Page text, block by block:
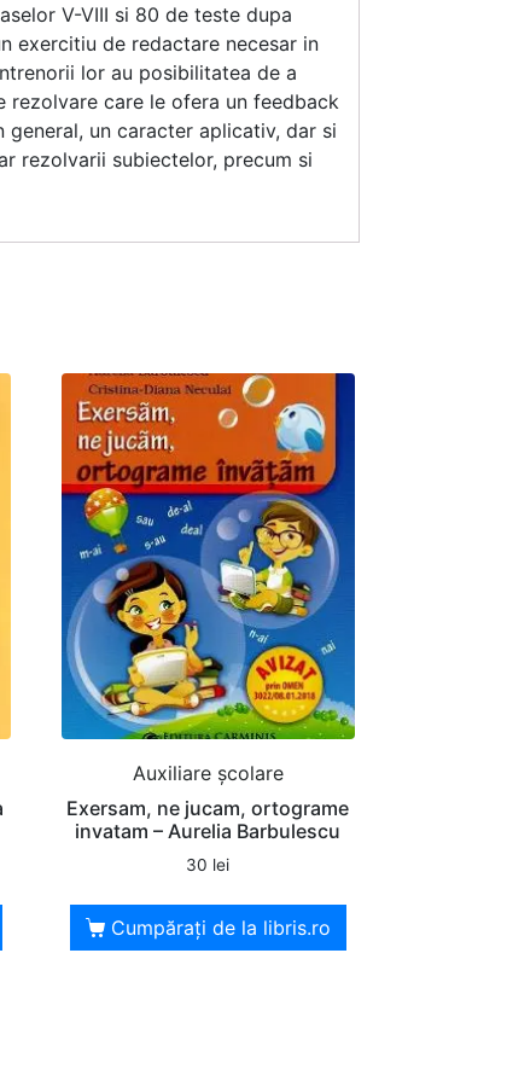
V-VIII si 80 de teste dupa
exercitiu de redactare necesar in
lor au posibilitatea de a
rezolvare care le ofera un feedback
un caracter aplicativ, dar si
rezolvarii subiectelor, precum si
Auxiliare şcolare
Exersam, ne jucam, ortograme
invatam – Aurelia Barbulescu
30 lei
Cumpărați de la libris.ro